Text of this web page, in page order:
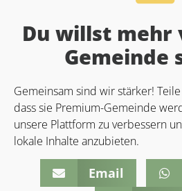
Du willst mehr
Gemeinde
Gemeinsam sind wir stärker!
dass sie Premium-Gemeinde
unsere Plattform zu verbessern
lokale Inhalte anzubieten.
Email